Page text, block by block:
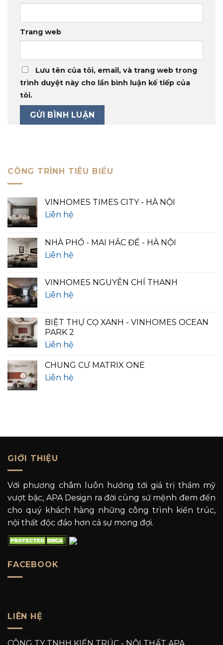
Trang web
Lưu tên của tôi, email, và trang web trong
trình duyệt này cho lần bình luận kế tiếp của
tôi.
CÔNG TRÌNH TIÊU BIỂU
VINHOMES TIMES CITY - HÀ NỘI
Liên hệ
NHÀ PHỐ - MAI HẮC ĐẾ - HÀ NỘI
Liên hệ
VINHOMES NGUYỄN CHÍ THANH
Liên hệ
BIỆT THỰ CỌ XANH - VINHOMES OCEAN
PARK 2
Liên hệ
CHUNG CƯ MATRIX ONE
Liên hệ
GIỚI THIỆU
Với phương châm luôn hướng tới giá trị thẩm mỹ
vượt bậc, APA Design ra đời cùng sứ mệnh đem đến
cho quý khách hàng những công trình kiến trúc,
nội thất độc đáo hơn cả sự mong đợi.
FACEBOOK
LIÊN HỆ